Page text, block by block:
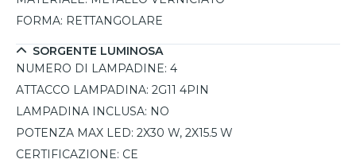
FORMA: RETTANGOLARE
SORGENTE LUMINOSA
NUMERO DI LAMPADINE: 4
ATTACCO LAMPADINA: 2G11 4PIN
LAMPADINA INCLUSA: NO
POTENZA MAX LED: 2X30 W, 2X15.5 W
CERTIFICAZIONE: CE